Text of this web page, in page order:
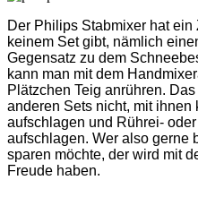
Der Philips Stabmixer hat
keinem Set gibt, nämlich
Gegensatz zu dem
kann man mit dem
Plätzchen Teig anrühren.
anderen Sets nicht, mit ihnen
aufschlagen und Rührei-
aufschlagen. Wer also gerne
sparen möchte, der wird mit
Freude haben.